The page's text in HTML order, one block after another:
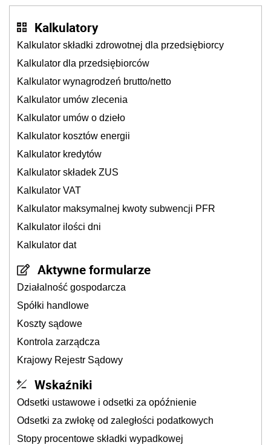
Kalkulatory
Kalkulator składki zdrowotnej dla przedsiębiorcy
Kalkulator dla przedsiębiorców
Kalkulator wynagrodzeń brutto/netto
Kalkulator umów zlecenia
Kalkulator umów o dzieło
Kalkulator kosztów energii
Kalkulator kredytów
Kalkulator składek ZUS
Kalkulator VAT
Kalkulator maksymalnej kwoty subwencji PFR
Kalkulator ilości dni
Kalkulator dat
Aktywne formularze
Działalność gospodarcza
Spółki handlowe
Koszty sądowe
Kontrola zarządcza
Krajowy Rejestr Sądowy
Wskaźniki
Odsetki ustawowe i odsetki za opóźnienie
Odsetki za zwłokę od zaległości podatkowych
Stopy procentowe składki wypadkowej